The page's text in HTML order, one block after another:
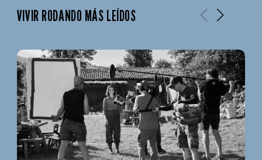
VIVIR RODANDO MÁS LEÍDOS